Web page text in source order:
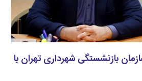
بازنشستگی شهرداری تهران با